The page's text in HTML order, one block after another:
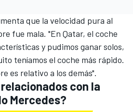
que la velocidad pura al
fue mala. "En Qatar, el coche
y pudimos ganar solos,
teníamos el coche más rápido.
es relativo a los demás".
con la
Mercedes?